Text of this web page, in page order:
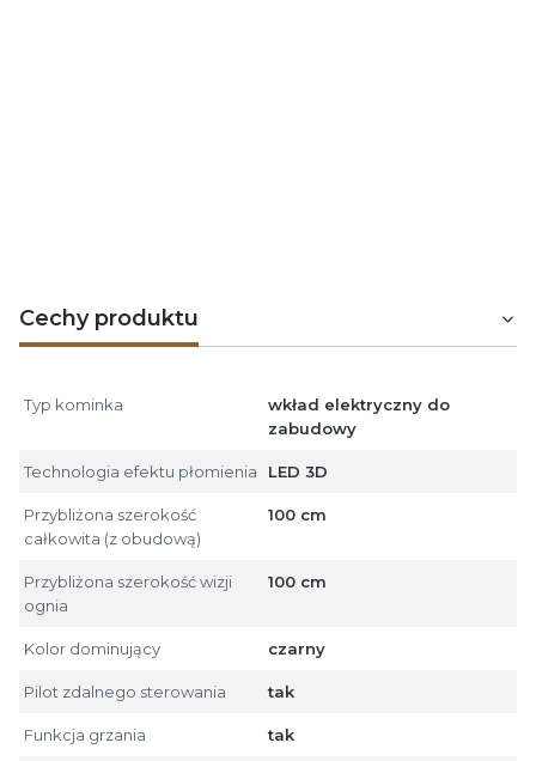
Cechy produktu
Typ kominka
wkład elektryczny do
zabudowy
Technologia efektu płomienia LED 3D
Przybliżona szerokość
całkowita (z obudową)
100 cm
Przybliżona szerokość wizji
ognia
100 cm
Kolor dominujący czarny
Pilot zdalnego sterowania tak
Funkcja grzania tak